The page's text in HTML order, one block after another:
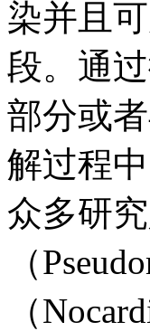
染并且
段。通
部分或
解过程
众多研
（
（